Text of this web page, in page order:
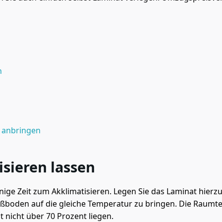
lassen
Zeit zum Akklimatisieren. Legen Sie das Laminat
auf die gleiche Temperatur zu bringen. Die
nicht über 70 Prozent liegen.